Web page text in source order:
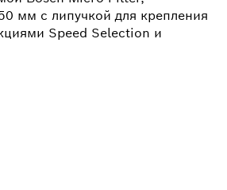
мм с липучкой для крепления
Speed Selection и